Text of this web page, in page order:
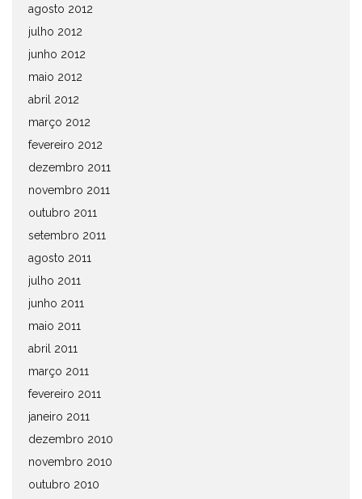
agosto 2012
julho 2012
junho 2012
maio 2012
abril 2012
março 2012
fevereiro 2012
dezembro 2011
novembro 2011
outubro 2011
setembro 2011
agosto 2011
julho 2011
junho 2011
maio 2011
abril 2011
março 2011
fevereiro 2011
janeiro 2011
dezembro 2010
novembro 2010
outubro 2010